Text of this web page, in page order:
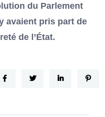
du Parlement
avaient pris part de
de l’État.